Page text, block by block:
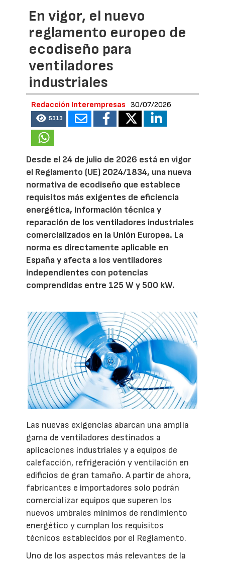
En vigor, el nuevo
reglamento europeo de
ecodiseño para
ventiladores
industriales
Redacción Interempresas 30/07/2026
5313
Desde el 24 de julio de 2026 está en vigor
el Reglamento (UE) 2024/1834, una nueva
normativa de ecodiseño que establece
requisitos más exigentes de eficiencia
energética, información técnica y
reparación de los ventiladores industriales
comercializados en la Unión Europea. La
norma es directamente aplicable en
España y afecta a los ventiladores
independientes con potencias
comprendidas entre 125 W y 500 kW.
Las nuevas exigencias abarcan una amplia
gama de ventiladores destinados a
aplicaciones industriales y a equipos de
calefacción, refrigeración y ventilación en
edificios de gran tamaño. A partir de ahora,
fabricantes e importadores solo podrán
comercializar equipos que superen los
nuevos umbrales mínimos de rendimiento
energético y cumplan los requisitos
técnicos establecidos por el Reglamento.
Uno de los aspectos más relevantes de la